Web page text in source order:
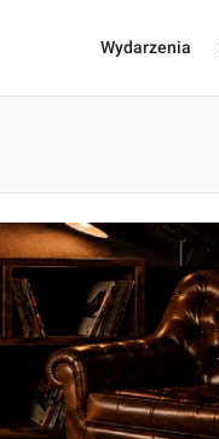
Wydarzenia